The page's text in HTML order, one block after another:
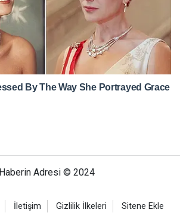
Haberin Adresi © 2024
İletişim Gizlilik İlkeleri Sitene Ekle